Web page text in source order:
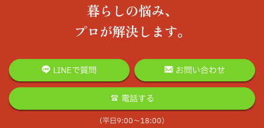
暮らしの悩み、
プロが解決します。
LINEで質問 お問い合わせ
電話する
（平日9:00〜18:00）